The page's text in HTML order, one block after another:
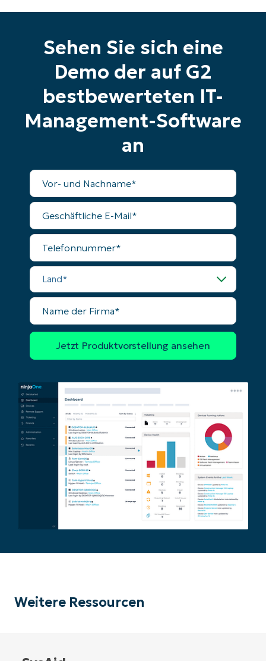
Sehen Sie sich eine
Demo der auf G2
bestbewerteten IT-
Management-Software
an
Vollständiger
Name
Geschäftliche
Mail
Telefonnummer
Land
Name
der
Firma
Weitere Ressourcen